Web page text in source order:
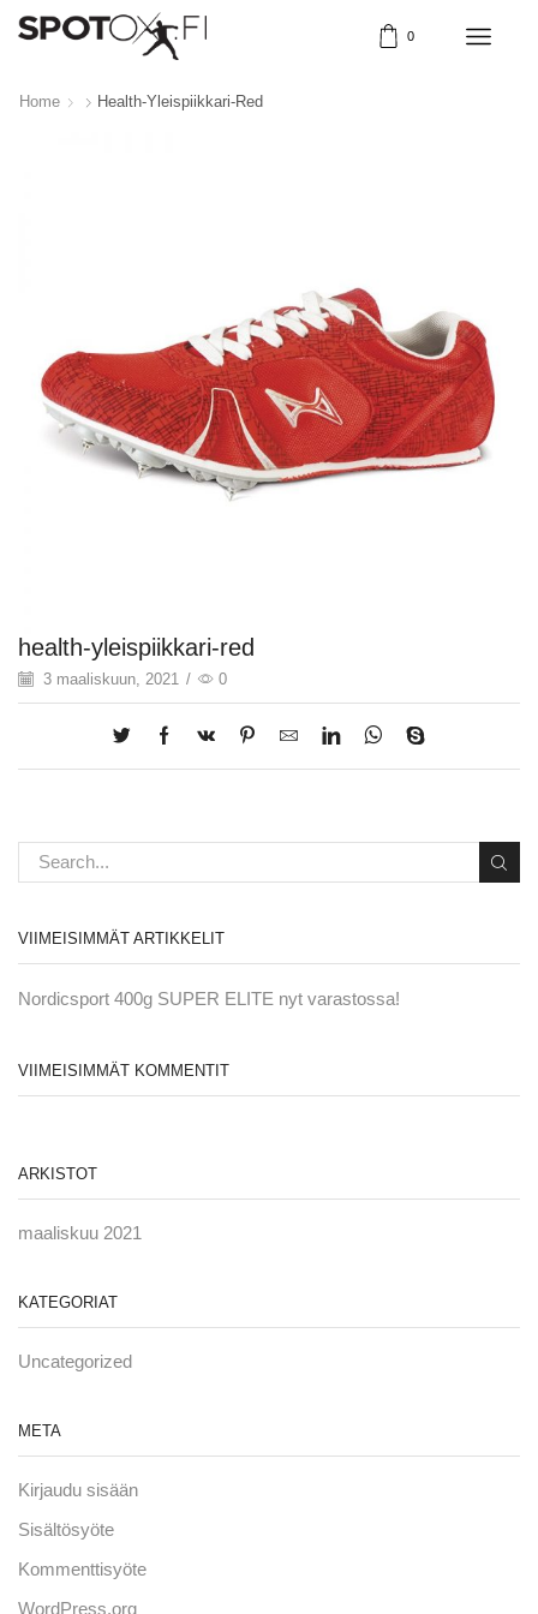
0
Home Health-Yleispiikkari-Red
health-yleispiikkari-red
3 maaliskuun, 2021 / 0
VIIMEISIMMÄT ARTIKKELIT
Nordicsport 400g SUPER ELITE nyt varastossa!
VIIMEISIMMÄT KOMMENTIT
ARKISTOT
maaliskuu 2021
KATEGORIAT
Uncategorized
META
Kirjaudu sisään
Sisältösyöte
Kommenttisyöte
WordPress.org